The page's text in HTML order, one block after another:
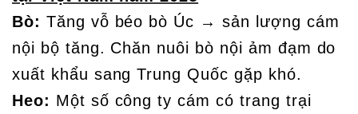
Bò: Tăng vỗ béo bò Úc → sản lượng cám
nội bộ tăng. Chăn nuôi bò nội ảm đạm do
xuất khẩu sang Trung Quốc gặp khó.
Heo: Một số công ty cám có trang trại